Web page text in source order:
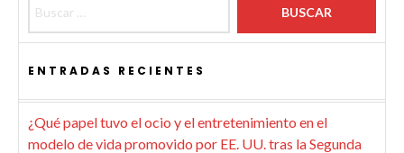
ENTRADAS RECIENTES
¿Qué papel tuvo el ocio y el entretenimiento en el
modelo de vida promovido por EE. UU. tras la Segunda